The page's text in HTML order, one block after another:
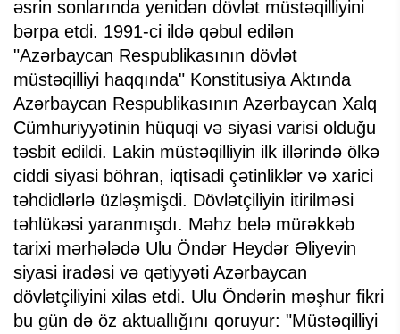
əsrin sonlarında yenidən dövlət müstəqilliyini
bərpa etdi. 1991-ci ildə qəbul edilən
"Azərbaycan Respublikasının dövlət
müstəqilliyi haqqında" Konstitusiya Aktında
Azərbaycan Respublikasının Azərbaycan Xalq
Cümhuriyyətinin hüquqi və siyasi varisi olduğu
təsbit edildi. Lakin müstəqilliyin ilk illərində ölkə
ciddi siyasi böhran, iqtisadi çətinliklər və xarici
təhdidlərlə üzləşmişdi. Dövlətçiliyin itirilməsi
təhlükəsi yaranmışdı. Məhz belə mürəkkəb
tarixi mərhələdə Ulu Öndər Heydər Əliyevin
siyasi iradəsi və qətiyyəti Azərbaycan
dövlətçiliyini xilas etdi. Ulu Öndərin məşhur fikri
bu gün də öz aktuallığını qoruyur: "Müstəqilliyi